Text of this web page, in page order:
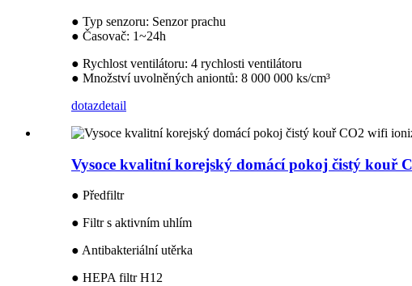
● Typ senzoru: Senzor prachu
● Časovač: 1~24h
● Rychlost ventilátoru: 4 rychlosti ventilátoru
● Množství uvolněných aniontů: 8 000 000 ks/cm³
dotazdetail
Vysoce kvalitní korejský domácí pokoj čistý kouř
● Předfiltr
● Filtr s aktivním uhlím
● Antibakteriální utěrka
● HEPA filtr H12